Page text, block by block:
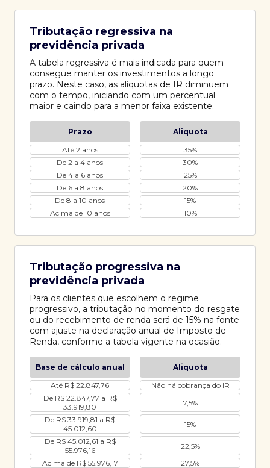
Tributação regressiva na
previdência privada
A tabela regressiva é mais indicada para quem
consegue manter os investimentos a longo
prazo. Neste caso, as alíquotas de IR diminuem
com o tempo, iniciando com um percentual
maior e caindo para a menor faixa existente.
Prazo
Aliquota
Até 2 anos
35%
De 2 a 4 anos
30%
De 4 a 6 anos
25%
De 6 a 8 anos
20%
De 8 a 10 anos
15%
Acima de 10 anos
10%
Tributação progressiva na
previdência privada
Para os clientes que escolhem o regime
progressivo, a tributação no momento do resgate
ou do recebimento de renda será de 15% na fonte
com ajuste na declaração anual de Imposto de
Renda, conforme a tabela vigente na ocasião.
Base de cálculo anual
Aliquota
Até R$ 22.847,76
Não há cobrança do IR
De R$ 22.847,77 a R$
33.919,80
7,5%
De R$ 33.919,81 a R$
45.012,60
15%
De R$ 45.012,61 a R$
55.976,16
22,5%
Acima de R$ 55.976,17
27,5%